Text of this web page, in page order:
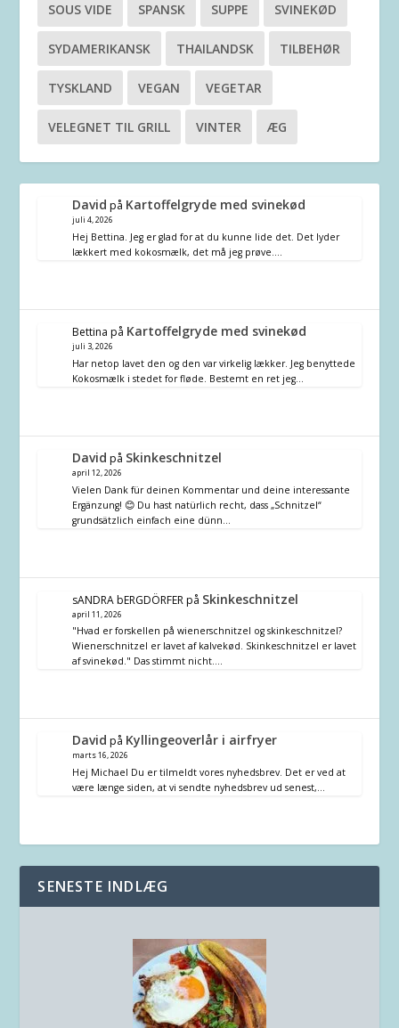
SOUS VIDE SPANSK SUPPE SVINEKØD
SYDAMERIKANSK THAILANDSK TILBEHØR
TYSKLAND VEGAN VEGETAR
VELEGNET TIL GRILL VINTER ÆG
David på Kartoffelgryde med svinekød
juli 4, 2026
Hej Bettina. Jeg er glad for at du kunne lide det. Det lyder
lækkert med kokosmælk, det må jeg prøve.…
Bettina på Kartoffelgryde med svinekød
juli 3, 2026
Har netop lavet den og den var virkelig lækker. Jeg benyttede
Kokosmælk i stedet for fløde. Bestemt en ret jeg…
David på Skinkeschnitzel
april 12, 2026
Vielen Dank für deinen Kommentar und deine interessante
Ergänzung! 😊 Du hast natürlich recht, dass „Schnitzel“
grundsätzlich einfach eine dünn…
sANDRA bERGDÖRFERpå Skinkeschnitzel
april 11, 2026
"Hvad er forskellen på wienerschnitzel og skinkeschnitzel?
Wienerschnitzel er lavet af kalvekød. Skinkeschnitzel er lavet
af svinekød." Das stimmt nicht.…
David på Kyllingeoverlår i airfryer
marts 16, 2026
Hej Michael Du er tilmeldt vores nyhedsbrev. Det er ved at
være længe siden, at vi sendte nyhedsbrev ud senest,…
SENESTE INDLÆG